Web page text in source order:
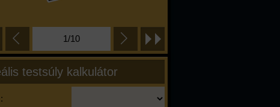
1/10
testsúly kalkulátor